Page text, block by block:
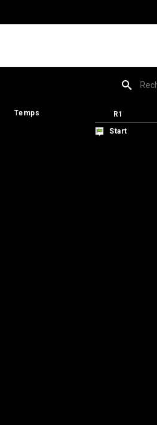
Temps R1
Start
Temps R1
Start